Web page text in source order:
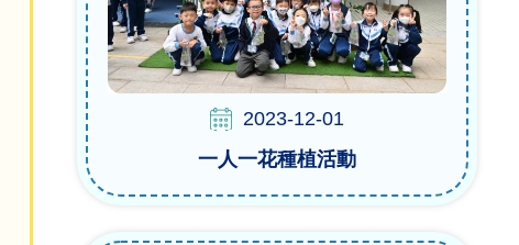
2023-12-01
一人一花種植活動